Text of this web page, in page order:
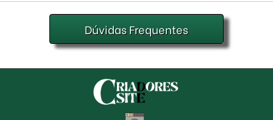
Dúvidas Frequentes